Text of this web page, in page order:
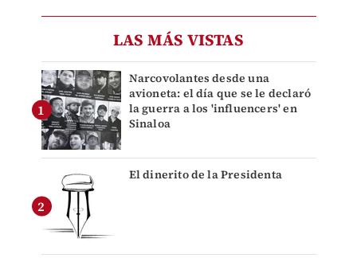
LAS MÁS VISTAS
Narcovolantes desde una
avioneta: el día que se le declaró
la guerra a los 'influencers' en
Sinaloa
El dinerito de la Presidenta